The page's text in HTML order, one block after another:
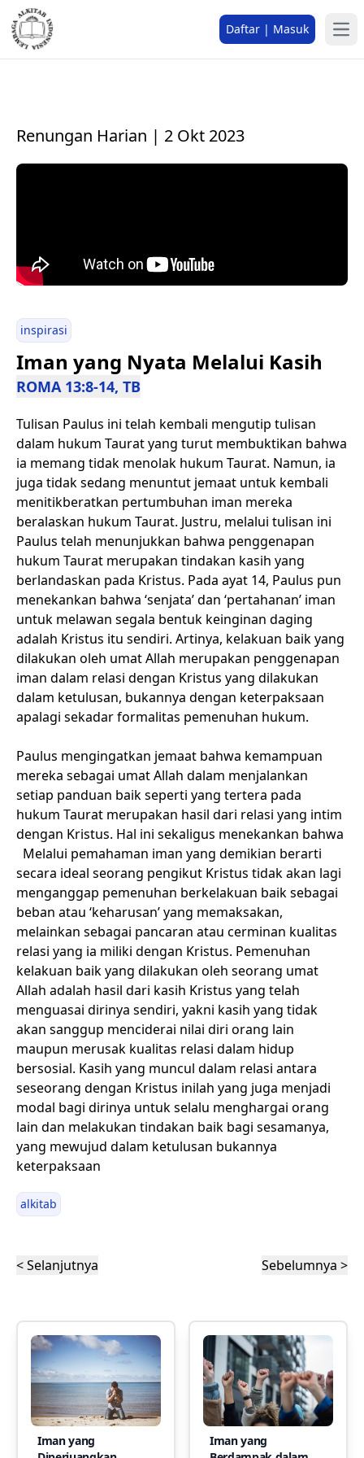
Daftar | Masuk
Renungan Harian | 2 Okt 2023
inspirasi
Iman yang Nyata Melalui Kasih
ROMA 13:8-14, TB
Tulisan Paulus ini telah kembali mengutip tulisan
dalam hukum Taurat yang turut membuktikan bahwa
ia memang tidak menolak hukum Taurat. Namun, ia
juga tidak sedang menuntut jemaat untuk kembali
menitikberatkan pertumbuhan iman mereka
beralaskan hukum Taurat. Justru, melalui tulisan ini
Paulus telah menunjukkan bahwa penggenapan
hukum Taurat merupakan tindakan kasih yang
berlandaskan pada Kristus. Pada ayat 14, Paulus pun
menekankan bahwa ‘senjata’ dan ‘pertahanan’ iman
untuk melawan segala bentuk keinginan daging
adalah Kristus itu sendiri. Artinya, kelakuan baik yang
dilakukan oleh umat Allah merupakan penggenapan
iman dalam relasi dengan Kristus yang dilakukan
dalam ketulusan, bukannya dengan keterpaksaan
apalagi sekadar formalitas pemenuhan hukum.
Paulus mengingatkan jemaat bahwa kemampuan
mereka sebagai umat Allah dalam menjalankan
setiap panduan baik seperti yang tertera pada
hukum Taurat merupakan hasil dari relasi yang intim
dengan Kristus. Hal ini sekaligus menekankan bahwa
Melalui pemahaman iman yang demikian berarti
secara ideal seorang pengikut Kristus tidak akan lagi
menganggap pemenuhan berkelakuan baik sebagai
beban atau ‘keharusan’ yang memaksakan,
melainkan sebagai pancaran atau cerminan kualitas
relasi yang ia miliki dengan Kristus. Pemenuhan
kelakuan baik yang dilakukan oleh seorang umat
Allah adalah hasil dari kasih Kristus yang telah
menguasai dirinya sendiri, yakni kasih yang tidak
akan sanggup menciderai nilai diri orang lain
maupun merusak kualitas relasi dalam hidup
bersosial. Kasih yang muncul dalam relasi antara
seseorang dengan Kristus inilah yang juga menjadi
modal bagi dirinya untuk selalu menghargai orang
lain dan melakukan tindakan baik bagi sesamanya,
yang mewujud dalam ketulusan bukannya
keterpaksaan
alkitab
< Selanjutnya Sebelumnya >
Iman yang
Iman yang